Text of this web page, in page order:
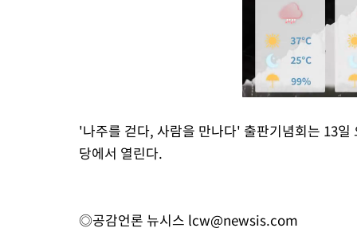
'나주를 걷다, 사람을 만나다' 출판기념회는 13
당에서 열린다.
◎공감언론 뉴시스 lcw@newsis.com